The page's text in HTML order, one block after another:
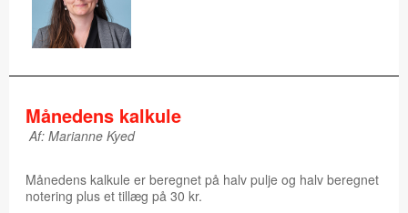
Månedens kalkule
Af: Marianne Kyed
Månedens kalkule er beregnet på halv pulje og halv beregnet
notering plus et tillæg på 30 kr.